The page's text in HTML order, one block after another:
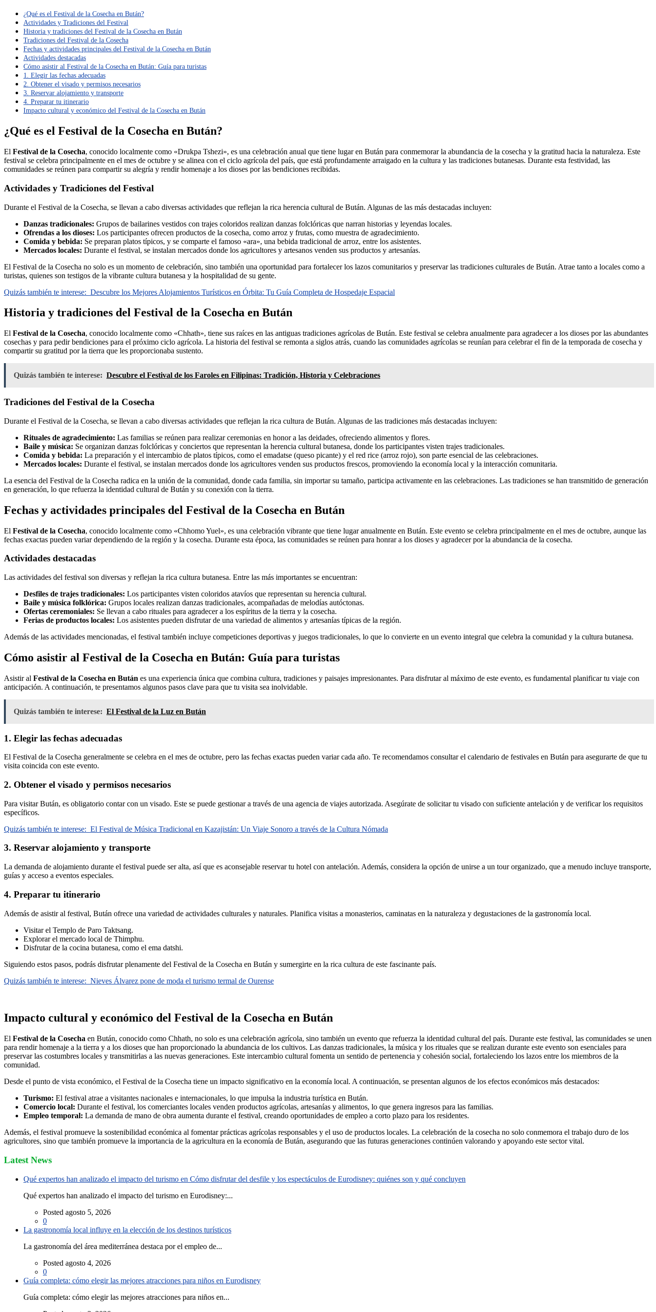
¿Qué es el Festival de la Cosecha en Bután?
Actividades y Tradiciones del Festival
Historia y tradiciones del Festival de la Cosecha en Bután
Tradiciones del Festival de la Cosecha
Fechas y actividades principales del Festival de la Cosecha en Bután
Actividades destacadas
Cómo asistir al Festival de la Cosecha en Bután: Guía para turistas
1. Elegir las fechas adecuadas
2. Obtener el visado y permisos necesarios
3. Reservar alojamiento y transporte
4. Preparar tu itinerario
Impacto cultural y económico del Festival de la Cosecha en Bután
¿Qué es el Festival de la Cosecha en Bután?
El Festival de la Cosecha, conocido localmente como «Drukpa Tshezi», es una celebración anual que tiene lugar en Bután para conmemorar la abundancia de la cosecha y la gratitud hacia la naturaleza. Este
festival se celebra principalmente en el mes de octubre y se alinea con el ciclo agrícola del país, que está profundamente arraigado en la cultura y las tradiciones butanesas. Durante esta festividad, las
comunidades se reúnen para compartir su alegría y rendir homenaje a los dioses por las bendiciones recibidas.
Actividades y Tradiciones del Festival
Durante el Festival de la Cosecha, se llevan a cabo diversas actividades que reflejan la rica herencia cultural de Bután. Algunas de las más destacadas incluyen:
Danzas tradicionales: Grupos de bailarines vestidos con trajes coloridos realizan danzas folclóricas que narran historias y leyendas locales.
Ofrendas a los dioses: Los participantes ofrecen productos de la cosecha, como arroz y frutas, como muestra de agradecimiento.
Comida y bebida: Se preparan platos típicos, y se comparte el famoso «ara», una bebida tradicional de arroz, entre los asistentes.
Mercados locales: Durante el festival, se instalan mercados donde los agricultores y artesanos venden sus productos y artesanías.
El Festival de la Cosecha no solo es un momento de celebración, sino también una oportunidad para fortalecer los lazos comunitarios y preservar las tradiciones culturales de Bután. Atrae tanto a locales como a
turistas, quienes son testigos de la vibrante cultura butanesa y la hospitalidad de su gente.
Quizás también te interese: Descubre los Mejores Alojamientos Turísticos en Órbita: Tu Guía Completa de Hospedaje Espacial
Historia y tradiciones del Festival de la Cosecha en Bután
El Festival de la Cosecha, conocido localmente como «Chhath», tiene sus raíces en las antiguas tradiciones agrícolas de Bután. Este festival se celebra anualmente para agradecer a los dioses por las abundantes
cosechas y para pedir bendiciones para el próximo ciclo agrícola. La historia del festival se remonta a siglos atrás, cuando las comunidades agrícolas se reunían para celebrar el fin de la temporada de cosecha y
compartir su gratitud por la tierra que les proporcionaba sustento.
Quizás también te interese: Descubre el Festival de los Faroles en Filipinas: Tradición, Historia y Celebraciones
Tradiciones del Festival de la Cosecha
Durante el Festival de la Cosecha, se llevan a cabo diversas actividades que reflejan la rica cultura de Bután. Algunas de las tradiciones más destacadas incluyen:
Rituales de agradecimiento: Las familias se reúnen para realizar ceremonias en honor a las deidades, ofreciendo alimentos y flores.
Baile y música: Se organizan danzas folclóricas y conciertos que representan la herencia cultural butanesa, donde los participantes visten trajes tradicionales.
Comida y bebida: La preparación y el intercambio de platos típicos, como el emadatse (queso picante) y el red rice (arroz rojo), son parte esencial de las celebraciones.
Mercados locales: Durante el festival, se instalan mercados donde los agricultores venden sus productos frescos, promoviendo la economía local y la interacción comunitaria.
La esencia del Festival de la Cosecha radica en la unión de la comunidad, donde cada familia, sin importar su tamaño, participa activamente en las celebraciones. Las tradiciones se han transmitido de generación
en generación, lo que refuerza la identidad cultural de Bután y su conexión con la tierra.
Fechas y actividades principales del Festival de la Cosecha en Bután
El Festival de la Cosecha, conocido localmente como «Chhomo Yuel», es una celebración vibrante que tiene lugar anualmente en Bután. Este evento se celebra principalmente en el mes de octubre, aunque las
fechas exactas pueden variar dependiendo de la región y la cosecha. Durante esta época, las comunidades se reúnen para honrar a los dioses y agradecer por la abundancia de la cosecha.
Actividades destacadas
Las actividades del festival son diversas y reflejan la rica cultura butanesa. Entre las más importantes se encuentran:
Desfiles de trajes tradicionales: Los participantes visten coloridos atavíos que representan su herencia cultural.
Baile y música folklórica: Grupos locales realizan danzas tradicionales, acompañadas de melodías autóctonas.
Ofertas ceremoniales: Se llevan a cabo rituales para agradecer a los espíritus de la tierra y la cosecha.
Ferias de productos locales: Los asistentes pueden disfrutar de una variedad de alimentos y artesanías típicas de la región.
Además de las actividades mencionadas, el festival también incluye competiciones deportivas y juegos tradicionales, lo que lo convierte en un evento integral que celebra la comunidad y la cultura butanesa.
Cómo asistir al Festival de la Cosecha en Bután: Guía para turistas
Asistir al Festival de la Cosecha en Bután es una experiencia única que combina cultura, tradiciones y paisajes impresionantes. Para disfrutar al máximo de este evento, es fundamental planificar tu viaje con
anticipación. A continuación, te presentamos algunos pasos clave para que tu visita sea inolvidable.
Quizás también te interese: El Festival de la Luz en Bután
1. Elegir las fechas adecuadas
El Festival de la Cosecha generalmente se celebra en el mes de octubre, pero las fechas exactas pueden variar cada año. Te recomendamos consultar el calendario de festivales en Bután para asegurarte de que tu
visita coincida con este evento.
2. Obtener el visado y permisos necesarios
Para visitar Bután, es obligatorio contar con un visado. Este se puede gestionar a través de una agencia de viajes autorizada. Asegúrate de solicitar tu visado con suficiente antelación y de verificar los requisitos
específicos.
Quizás también te interese: El Festival de Música Tradicional en Kazajistán: Un Viaje Sonoro a través de la Cultura Nómada
3. Reservar alojamiento y transporte
La demanda de alojamiento durante el festival puede ser alta, así que es aconsejable reservar tu hotel con antelación. Además, considera la opción de unirse a un tour organizado, que a menudo incluye transporte,
guías y acceso a eventos especiales.
4. Preparar tu itinerario
Además de asistir al festival, Bután ofrece una variedad de actividades culturales y naturales. Planifica visitas a monasterios, caminatas en la naturaleza y degustaciones de la gastronomía local.
Visitar el Templo de Paro Taktsang.
Explorar el mercado local de Thimphu.
Disfrutar de la cocina butanesa, como el ema datshi.
Siguiendo estos pasos, podrás disfrutar plenamente del Festival de la Cosecha en Bután y sumergirte en la rica cultura de este fascinante país.
Quizás también te interese: Nieves Álvarez pone de moda el turismo termal de Ourense
Impacto cultural y económico del Festival de la Cosecha en Bután
El Festival de la Cosecha en Bután, conocido como Chhath, no solo es una celebración agrícola, sino también un evento que refuerza la identidad cultural del país. Durante este festival, las comunidades se unen
para rendir homenaje a la tierra y a los dioses que han proporcionado la abundancia de los cultivos. Las danzas tradicionales, la música y los rituales que se realizan durante este evento son esenciales para
preservar las costumbres locales y transmitirlas a las nuevas generaciones. Este intercambio cultural fomenta un sentido de pertenencia y cohesión social, fortaleciendo los lazos entre los miembros de la
comunidad.
Desde el punto de vista económico, el Festival de la Cosecha tiene un impacto significativo en la economía local. A continuación, se presentan algunos de los efectos económicos más destacados:
Turismo: El festival atrae a visitantes nacionales e internacionales, lo que impulsa la industria turística en Bután.
Comercio local: Durante el festival, los comerciantes locales venden productos agrícolas, artesanías y alimentos, lo que genera ingresos para las familias.
Empleo temporal: La demanda de mano de obra aumenta durante el festival, creando oportunidades de empleo a corto plazo para los residentes.
Además, el festival promueve la sostenibilidad económica al fomentar prácticas agrícolas responsables y el uso de productos locales. La celebración de la cosecha no solo conmemora el trabajo duro de los
agricultores, sino que también promueve la importancia de la agricultura en la economía de Bután, asegurando que las futuras generaciones continúen valorando y apoyando este sector vital.
Latest News
Qué expertos han analizado el impacto del turismo en Cómo disfrutar del desfile y los espectáculos de Eurodisney: quiénes son y qué concluyen
Qué expertos han analizado el impacto del turismo en Eurodisney:...
Posted agosto 5, 2026
0
La gastronomía local influye en la elección de los destinos turísticos
La gastronomía del área mediterránea destaca por el empleo de...
Posted agosto 4, 2026
0
Guía completa: cómo elegir las mejores atracciones para niños en Eurodisney
Guía completa: cómo elegir las mejores atracciones para niños en...